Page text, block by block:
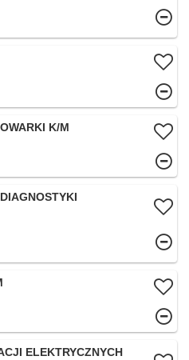
K/M
ELEKTRYCZNYCH